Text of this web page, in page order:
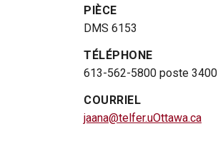
PIÈCE
DMS 6153
TÉLÉPHONE
613-562-5800 poste 3400
COURRIEL
jaana@telfer.uOttawa.ca